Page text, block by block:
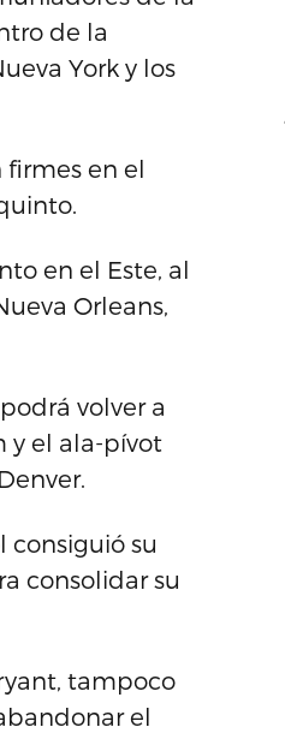
de la
York y los
firmes en el
en el Este, al
Orleans,
volver a
y el ala-pívot
consiguió su
consolidar su
tampoco
el